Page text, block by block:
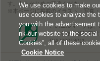
す。あらかじめご了承ください。
本ページに掲載のイラスト・写真
このエルマークは
ンツを示す登録商標
RIAJ00013011
We use cookies to make
use cookies to analyze the
you with the advertisement
nk our website to the social
Cookies”, all of these
Cookie Notice